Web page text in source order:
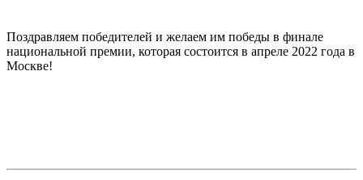
Поздравляем победителей и желаем им победы в финале
национальной премии, которая состоится в апреле 2022 года в
Москве!